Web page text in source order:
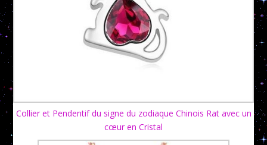
Collier et Pendentif du signe du zodiaque Chinois Rat avec un
cœur en Cristal